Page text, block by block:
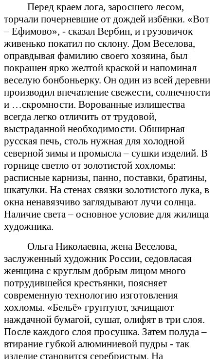
Перед краем лога, заросшего лесом,
торчали почерневшие от дождей избёнки. «Вот
– Ефимово», - сказал Вербин, и грузовичок
живенько покатил по склону. Дом Веселова,
оправдывая фамилию своего хозяина, был
покрашен ярко желтой краской и напоминал
веселую бонбоньерку. Он один из всей деревни
производил впечатление свежести, солнечности
и …скромности. Ворованные излишества
всегда легко отличить от трудовой,
выстраданной необходимости. Обширная
русская печь, столь нужная для холодной
северной зимы и промысла – сушки изделий. В
горнице светло от золотистой хохломы:
расписные карнизы, панно, поставки, братины,
шкатулки. На стенах связки золотистого лука, в
окна ненавязчиво заглядывают лучи солнца.
Наличие света – основное условие для жилища
художника.
Ольга Николаевна, жена Веселова,
заслуженный художник России, седовласая
женщина с круглым добрым лицом много
потрудившейся крестьянки, поясняет
современную технологию изготовления
хохломы. «Бельё» грунтуют, зачищают
наждачной бумагой, сушат, олифят в три слоя.
После каждого слоя просушка. Затем полуда –
втирание губкой алюминиевой пудры - так
изделие становится серебристым. На